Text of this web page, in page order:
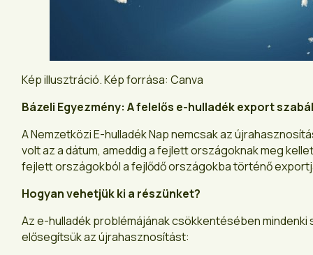
Kép illusztráció. Kép forrása: Canva
Bázeli Egyezmény: A felelős e-hulladék export
A Nemzetközi E-hulladék Nap nemcsak az
volt az a dátum, ameddig a fejlett országoknak meg
fejlett országokból a fejlődő országokba történő
Hogyan vehetjük ki a részünket?
Az e-hulladék problémájának csökkentésében
elősegítsük az újrahasznosítást: